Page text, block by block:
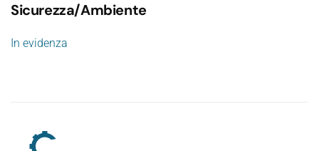
Sicurezza/Ambiente
In evidenza